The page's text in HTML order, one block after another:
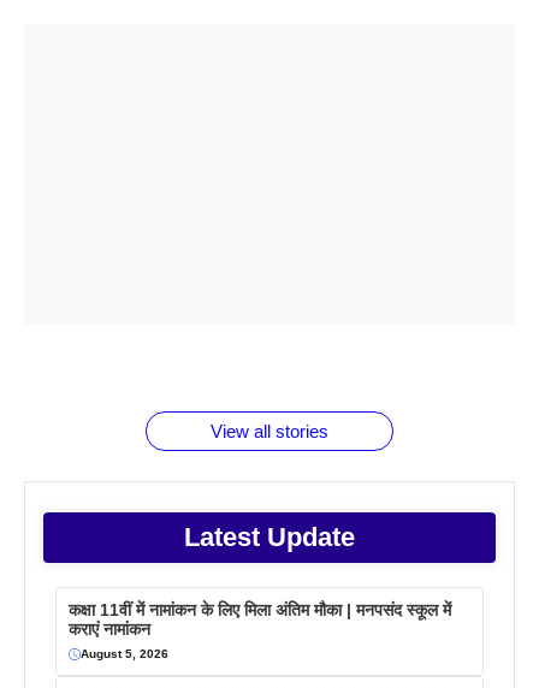
View all stories
Latest Update
कक्षा 11वीं में नामांकन के लिए मिला अंतिम मौका | मनपसंद स्कूल में
कराएं नामांकन
August 5, 2026